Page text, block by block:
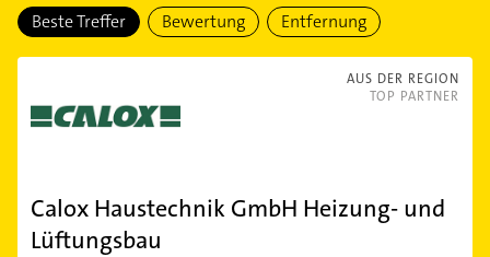
Beste Treffer Bewertung Entfernung
AUS DER REGION
TOP PARTNER
Calox Haustechnik GmbH Heizung- und
Lüftungsbau